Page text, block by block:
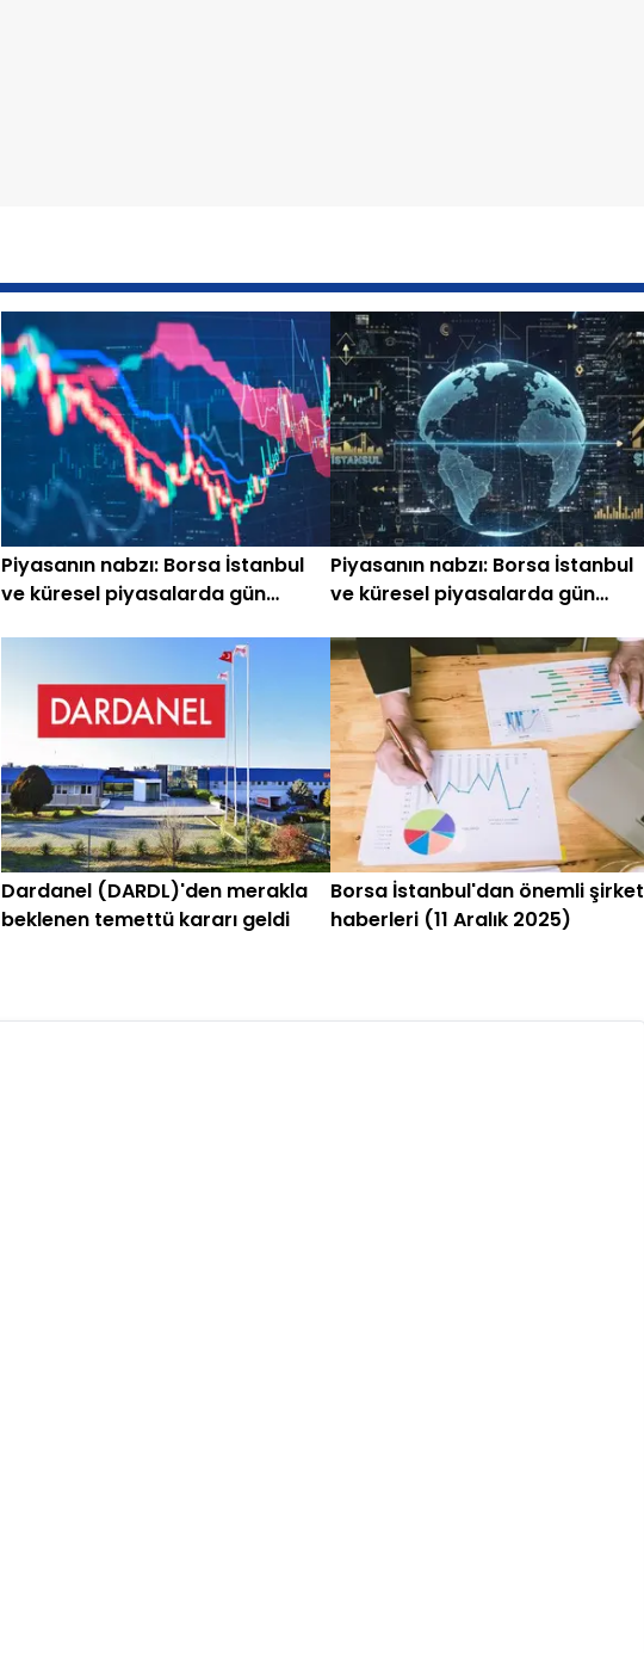
Piyasanın nabzı: Borsa İstanbul
ve küresel piyasalarda gün
Piyasanın nabzı: Borsa İstanbul
ve küresel piyasalarda gün
Dardanel (DARDL)'den merakla
beklenen temettü kararı geldi
Borsa İstanbul'dan önemli şirket
haberleri (11 Aralık 2025)